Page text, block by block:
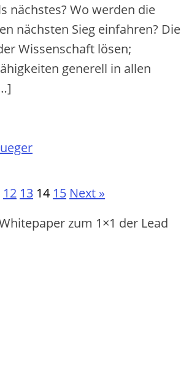
nächstes? Wo werden die
nächsten Sieg einfahren? Die
Wissenschaft lösen;
generell in allen
12 13 14 15 Next »
zum 1×1 der Lead